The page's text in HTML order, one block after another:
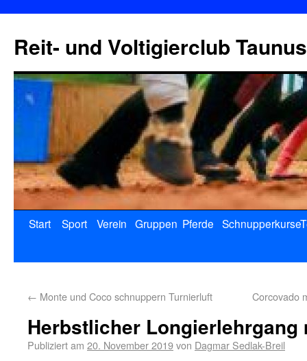
Reit- und Voltigierclub
Start Sport Verein Gruppen Pferde Schnupperkurse
← Monte und Coco schnuppern Turnierluft Corcovado
Herbstlicher
Publiziert am 20. November 2019von Dagmar Sedlak-Breil